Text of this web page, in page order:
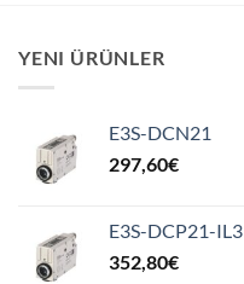
YENI ÜRÜNLER
E3S-DCN21
297,60€
E3S-DCP21-IL3
352,80€